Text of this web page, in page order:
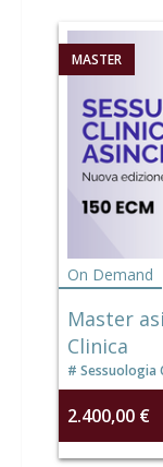
MASTER
On Demand
Master
Clinica
Sessuologia
2.400,00 €